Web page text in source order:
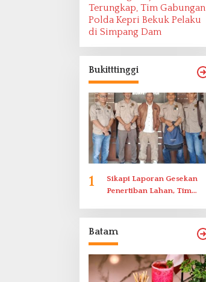
Terungkap, Tim Gabungan
Polda Kepri Bekuk Pelaku
di Simpang Dam
Bukitttinggi
1
Sikapi Laporan Gesekan
Penertiban Lahan, Tim
Batam